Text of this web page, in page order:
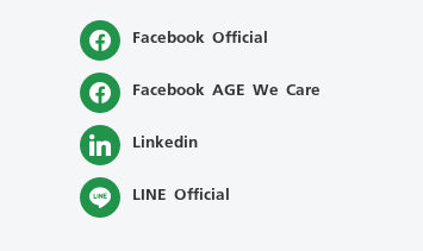
Facebook Official
Facebook AGE We Care
Linkedin
LINE Official